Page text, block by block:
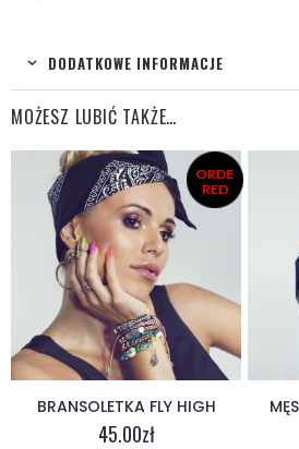
DODATKOWE INFORMACJE
MOŻESZ LUBIĆ TAKŻE…
FLY HIGH MĘSKA